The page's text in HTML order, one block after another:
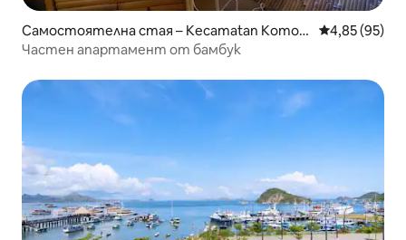
Самостоятелна стая – Kecamatan Komod
o
Средна
4,85 (95)
Частен апартамент от бамбук